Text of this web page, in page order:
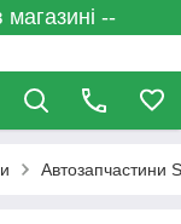
магазині --
Автозапчастини